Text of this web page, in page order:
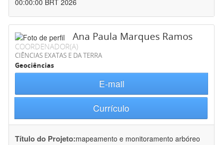
00:00:00 BRT 2026
Ana Paula Marques Ramos
COORDENADOR(A)
CIÊNCIAS EXATAS E DA TERRA
Geociências
E-mail
Currículo
Título do Projeto:mapeamento e monitoramento arbóreo